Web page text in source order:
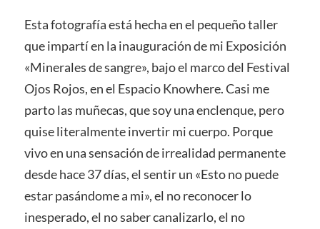
Esta fotografía está hecha en el pequeño taller
que impartí en la inauguración de mi Exposición
«Minerales de sangre», bajo el marco del Festival
Ojos Rojos, en el Espacio Knowhere. Casi me
parto las muñecas, que soy una enclenque, pero
quise literalmente invertir mi cuerpo. Porque
vivo en una sensación de irrealidad permanente
desde hace 37 días, el sentir un «Esto no puede
estar pasándome a mi», el no reconocer lo
inesperado, el no saber canalizarlo, el no